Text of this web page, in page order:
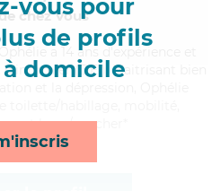
vous pour
de profils
à domicile
chez Vous
a 14 ans d'expérience et
(DEI). Maitrisant bien
et lever/coucher*